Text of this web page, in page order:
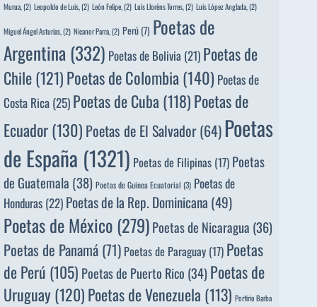
Murua,(2) Leopoldo de Luis,(2) León Felipe,(2) Luis Llorèns Torres,(2) Luis López Anglada,(2)
Miguel Ángel Asturias,(2) Nicanor Parra,(2) Perú (7) Poetas de
Argentina(332) Poetas de Bolivia (21) Poetas de
Chile(121)Poetas de Colombia(140) Poetas de
Costa Rica(25)Poetas de Cuba (118)Poetas de
Ecuador(130) Poetas de El Salvador(64)Poetas
de España (1321) Poetas de Filipinas (17) Poetas
de Guatemala (38) Poetas de Guinea Ecuatorial (3) Poetas de
Honduras (22) Poetas de la Rep. Dominicana (49)
Poetas de México(279)Poetas de Nicaragua (36)
Poetas de Panamá (71) Poetas de Paraguay (17) Poetas
de Perú (105) Poetas de Puerto Rico (34) Poetas de
Uruguay(120)Poetas de Venezuela (113) Porfirio Barba